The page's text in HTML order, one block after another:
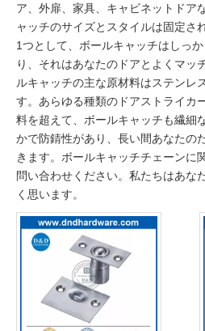
ア、外扉、家具、キャビネットドア
ャッチのサイズとスタイルは固定さ
1つとして、ボールキャッチはしっ
り、それはあなたのドアとよくマッ
ルキャッチの主な原材料はステンレ
す。あらゆる種類のドアストライカ
料を超えて、ボールキャッチも繊細
かで防錆性があり、長い間あなたの
きます。ボールキャッチチェーンに
問い合わせください。私たちはあな
く思います。